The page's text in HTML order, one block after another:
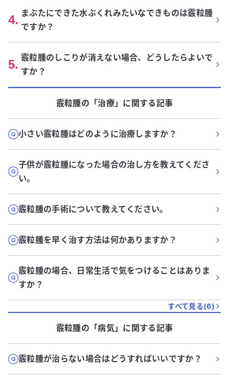
4. まぶたにできた水ぶくれみたいなできものは霰粒腫
ですか？
5. 霰粒腫のしこりが消えない場合、どうしたらよいで
すか？
霰粒腫の「治療」に関する記事
小さい霰粒腫はどのように治療しますか？
子供が霰粒腫になった場合の治し方を教えてくださ
い。
霰粒腫の手術について教えてください。
霰粒腫を早く治す方法は何かありますか？
霰粒腫の場合、日常生活で気をつけることはありま
すか？
すべて見る(6)
霰粒腫の「病気」に関する記事
霰粒腫が治らない場合はどうすればいいですか？